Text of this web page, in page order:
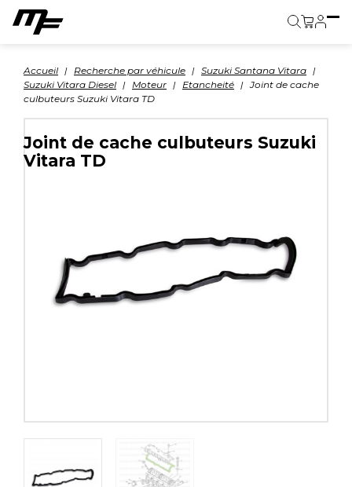
Accueil Recherche par véhicule
Suzuki Santana Vitara
Suzuki Vitara Diesel
Moteur Etancheité
Joint de cache
culbuteurs Suzuki Vitara TD
Joint de cache culbuteurs Suzuki
Vitara TD